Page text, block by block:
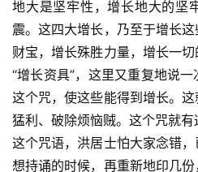
八
点
僧
音
高
僧
访
地大是坚牢性，增长地大的坚
震。这四大增长，乃至于增长
财宝，增长殊胜力量，增长一
“增长资具”，这里又重复地说
这个咒，使这些能得到增长。
猛利、破除烦恼贼。这个咒就有
这个咒语，洪居士怕大家念错
想持诵的时候，再重新地印几